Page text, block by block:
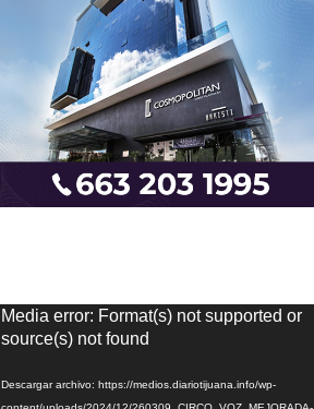
Media error: Format(s) not supported or
source(s) not found
Descargar archivo: https://medios.diariotijuana.info/wp-